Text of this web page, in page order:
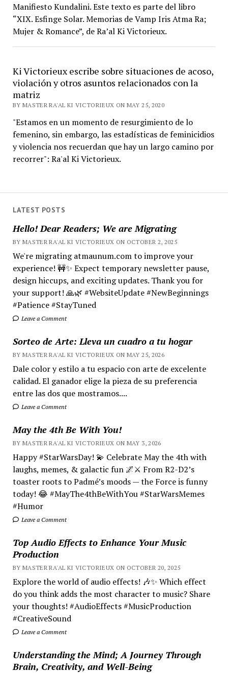
LATEST POSTS
Hello! Dear Readers; We are Migrating
BY MASTER RA'AL KI VICTORIEUX ON OCTOBER 2, 2025
We're migrating atmaunum.com to improve your
experience! 🚧✨ Expect temporary newsletter pause,
design hiccups, and exciting updates. Thank you for
your support! 🙏🌿 #WebsiteUpdate #NewBeginnings
#Patience #StayTuned
Leave a Comment
Sorteo de Arte: Lleva un cuadro a tu hogar
BY MASTER RA'AL KI VICTORIEUX ON MAY 25, 2026
Dale color y estilo a tu espacio con arte de excelente
calidad. El ganador elige la pieza de su preferencia
entre las dos que mostramos....
Leave a Comment
May the 4th Be With You!
BY MASTER RA'AL KI VICTORIEUX ON MAY 3, 2026
Happy #StarWarsDay! 💫 Celebrate May the 4th with
laughs, memes, & galactic fun 🌌⚔️ From R2-D2’s
toaster roots to Padmé’s moods — the Force is funny
today! 😂 #MayThe4thBeWithYou #StarWarsMemes
#Humor
Leave a Comment
Top Audio Effects to Enhance Your Music
Production
BY MASTER RA'AL KI VICTORIEUX ON OCTOBER 20, 2025
Explore the world of audio effects! 🎶✨ Which effect
do you think adds the most character to music? Share
your thoughts! #AudioEffects #MusicProduction
#CreativeSound
Leave a Comment
Understanding the Mind; A Journey Through
Brain, Creativity, and Well-Being
Manifiesto Kundalini. Este texto es parte del libro
“XIX. Esfinge Solar. Memorias de Vamp Iris Atma Ra;
Mujer & Romance”, de Ra’al Ki Victorieux.
Ki Victorieux escribe sobre situaciones de acoso,
violación y otros asuntos relacionados con la
matriz
BY MASTER RA'AL KI VICTORIEUX ON MAY 25, 2020
"Estamos en un momento de resurgimiento de lo
femenino, sin embargo, las estadísticas de feminicidios
y violencia nos recuerdan que hay un largo camino por
recorrer": Ra'al Ki Victorieux.